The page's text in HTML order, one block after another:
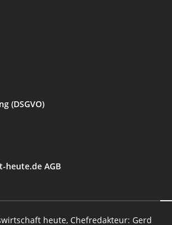
(DSGVO)
heute.de AGB
heute, Chefredakteur: Gerd